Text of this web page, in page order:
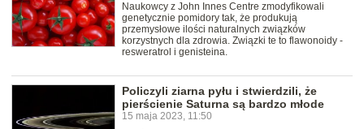
Naukowcy z John Innes Centre zmodyfikowali
genetycznie pomidory tak, że produkują
przemysłowe ilości naturalnych związków
korzystnych dla zdrowia. Związki te to flawonoidy -
resweratrol i genisteina.
Policzyli ziarna pyłu i stwierdzili, że
pierścienie Saturna są bardzo młode
15 maja 2023, 11:50